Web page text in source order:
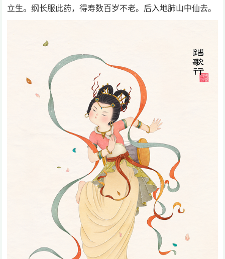
立生。纲长服此药，得寿数百岁不老。后入地肺山中仙去。